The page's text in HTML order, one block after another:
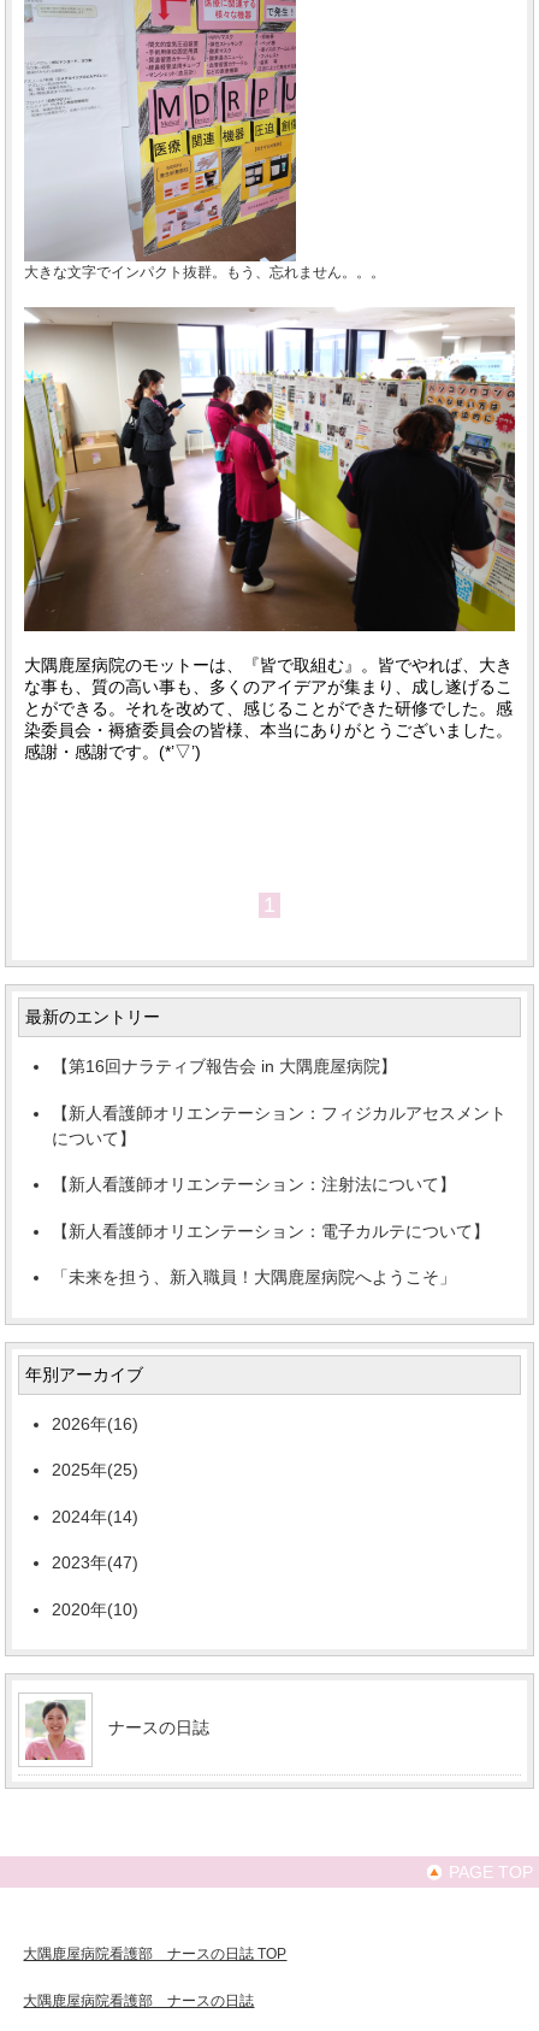
大きな文字でインパクト抜群。もう、忘れません。。。
大隅鹿屋病院のモットーは、『皆で取組む』。皆でやれば、大き
な事も、質の高い事も、多くのアイデアが集まり、成し遂げるこ
とができる。それを改めて、感じることができた研修でした。感
染委員会・褥瘡委員会の皆様、本当にありがとうございました。
感謝・感謝です。(*’▽’)
1
最新のエントリー
【第16回ナラティブ報告会 in 大隅鹿屋病院】
【新人看護師オリエンテーション：フィジカルアセスメント
について】
【新人看護師オリエンテーション：注射法について】
【新人看護師オリエンテーション：電子カルテについて】
「未来を担う、新入職員！大隅鹿屋病院へようこそ」
年別アーカイブ
2026年(16)
2025年(25)
2024年(14)
2023年(47)
2020年(10)
ナースの日誌
PAGE TOP
大隅鹿屋病院看護部 ナースの日誌 TOP
大隅鹿屋病院看護部 ナースの日誌